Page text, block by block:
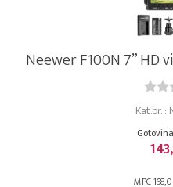
Neewer F100N 7”
Kat.br. :
MPC